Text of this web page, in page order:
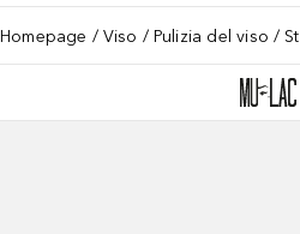
Homepage Viso Pulizia del viso